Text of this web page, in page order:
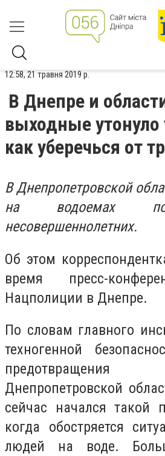
12:58, 21 травня 2019 р.
В Днепре и
выходные утонуло
как уберечься от
В Днепропетровской
на водоемах
несовершеннолетних.
Об этом
время пресс-
Нацполиции в Днепре.
По словам главного
техногенной
Днепропетровской
сейчас начался такой
когда обостряется
людей на воде.